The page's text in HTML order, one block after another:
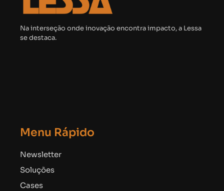
Na interseção onde inovação encontra impacto, a Lessa
se destaca.
Menu Rápido
Newsletter
Soluções
Cases